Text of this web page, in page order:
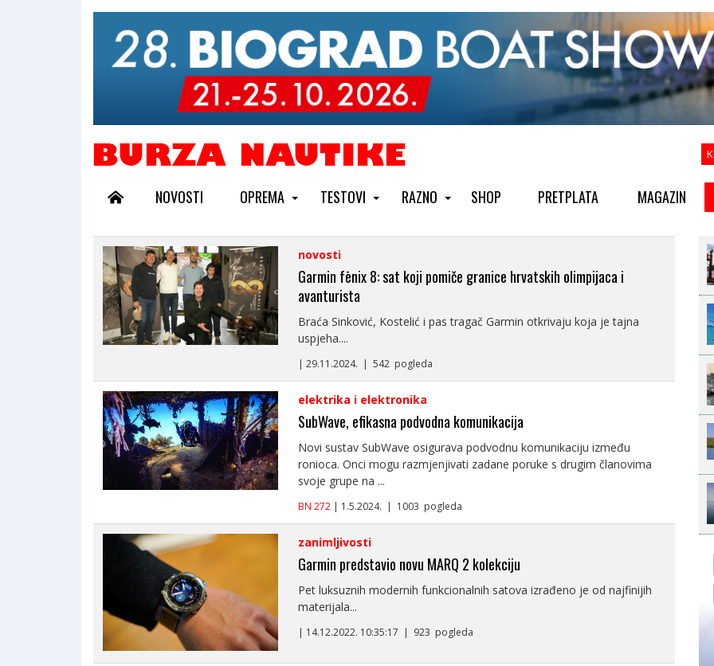
NOVOSTI OPREMA TESTOVI RAZNO SHOP PRETPLATA MAGAZIN
novosti
Garmin fēnix 8: sat koji pomiče granice hrvatskih olimpijaca i
avanturista
Braća Sinković, Kostelić i pas tragač Garmin otkrivaju koja je tajna
uspjeha....
| 29.11.2024. | 542 pogleda
elektrika i elektronika
SubWave, efikasna podvodna komunikacija
Novi sustav SubWave osigurava podvodnu komunikaciju između
ronioca. Onci mogu razmjenjivati zadane poruke s drugim članovima
svoje grupe na ...
BN 272 | 1.5.2024. | 1003 pogleda
zanimljivosti
Garmin predstavio novu MARQ 2 kolekciju
Pet luksuznih modernih funkcionalnih satova izrađeno je od najfinijih
materijala...
| 14.12.2022. 10:35:17 | 923 pogleda